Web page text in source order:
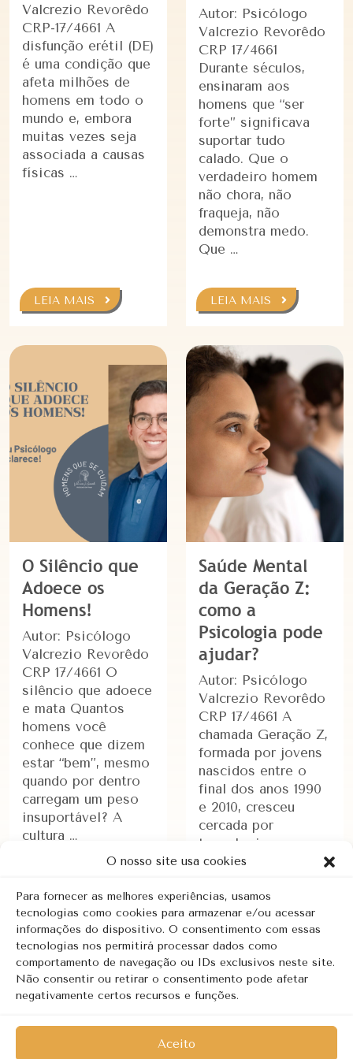
O nosso site usa cookies
Para fornecer as melhores experiências, usamos
tecnologias como cookies para armazenar e/ou acessar
informações do dispositivo. O consentimento com essas
tecnologias nos permitirá processar dados como
comportamento de navegação ou IDs exclusivos neste site.
Não consentir ou retirar o consentimento pode afetar
negativamente certos recursos e funções.
Aceito
Valcrezio Revorêdo
CRP-17/4661 A
disfunção erétil (DE)
é uma condição que
afeta milhões de
homens em todo o
mundo e, embora
muitas vezes seja
associada a causas
físicas …
LEIA MAIS
Autor: Psicólogo
Valcrezio Revorêdo
CRP 17/4661
Durante séculos,
ensinaram aos
homens que “ser
forte” significava
suportar tudo
calado. Que o
verdadeiro homem
não chora, não
fraqueja, não
demonstra medo.
Que …
LEIA MAIS
O Silêncio que
Adoece os
Homens!
Autor: Psicólogo
Valcrezio Revorêdo
CRP 17/4661 O
silêncio que adoece
e mata Quantos
homens você
conhece que dizem
estar “bem”, mesmo
quando por dentro
carregam um peso
insuportável? A
cultura …
LEIA MAIS
Saúde Mental
da Geração Z:
como a
Psicologia pode
ajudar?
Autor: Psicólogo
Valcrezio Revorêdo
CRP 17/4661 A
chamada Geração Z,
formada por jovens
nascidos entre o
final dos anos 1990
e 2010, cresceu
cercada por
tecnologia,
informação rápida e
LEIA MAIS
Página 1 de 2 1 2 »